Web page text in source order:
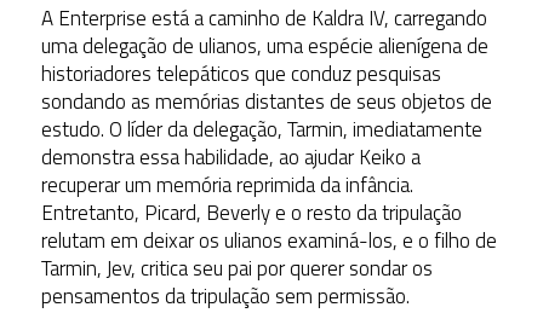
A Enterprise está a caminho de Kaldra IV, carregando
uma delegação de ulianos, uma espécie alienígena de
historiadores telepáticos que conduz pesquisas
sondando as memórias distantes de seus objetos de
estudo. O líder da delegação, Tarmin, imediatamente
demonstra essa habilidade, ao ajudar Keiko a
recuperar um memória reprimida da infância.
Entretanto, Picard, Beverly e o resto da tripulação
relutam em deixar os ulianos examiná-los, e o filho de
Tarmin, Jev, critica seu pai por querer sondar os
pensamentos da tripulação sem permissão.